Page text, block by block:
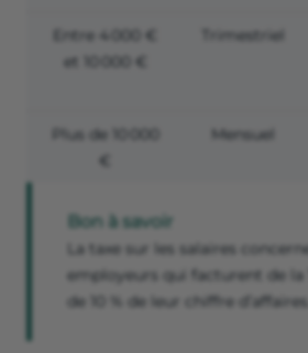
Entre 4 000 €
et 10 000 €
Trimestriel
Plus de 10 000
€
Mensuel
Bon à savoir
La taxe sur les salaires
employeurs qui facturent de la
de 10 % de leur chiffre d’affaires.